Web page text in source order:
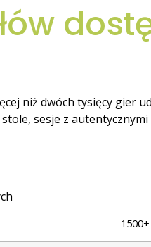
niż dwóch tysięcy
sesje z
1500+